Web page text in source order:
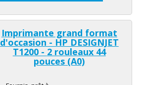
Imprimante grand format
d'occasion - HP DESIGNJET
T1200 - 2 rouleaux 44
pouces (A0)